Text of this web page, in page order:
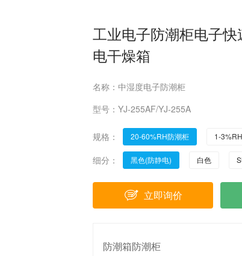
工业电子防潮柜电子
电干燥箱
名称：中湿度电子防潮柜
型号：YJ-255AF/YJ-255A
规格： 20-60%RH防潮柜 1-
1-10%RH防潮柜 1-5%RH精密防潮
细分： 黑色(防静电) 白色
立即询价
防潮箱防潮柜